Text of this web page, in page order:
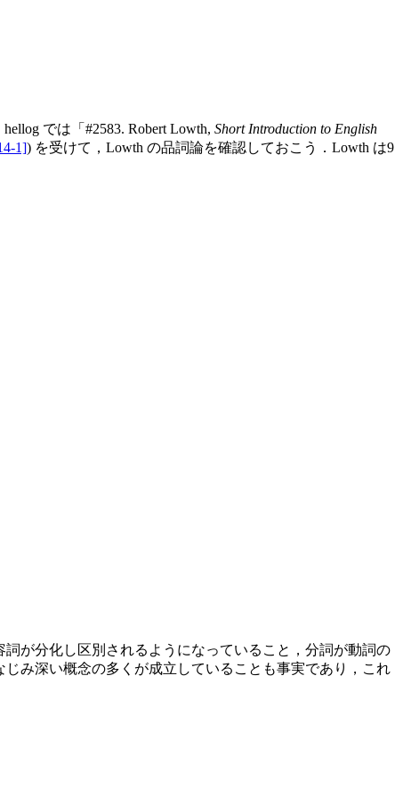
では「#2583. Robert Lowth, Short Introduction to English
1]) を受けて，Lowth の品詞論を確認しておこう．Lowth は9
が分化し区別されるようになっていること，分詞が動詞の
み深い概念の多くが成立していることも事実であり，これ